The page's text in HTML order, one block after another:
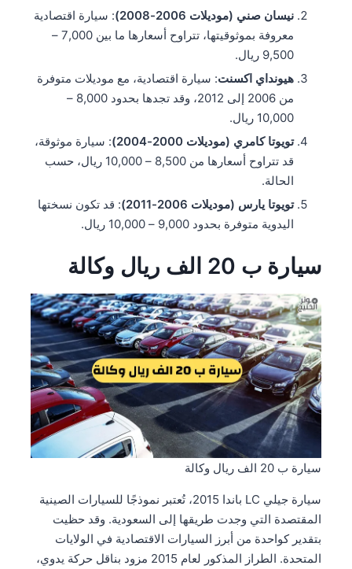
نيسان صني (موديلات 2006-2008)
: سيارة اقتصادية
معروفة بموثوقيتها، تتراوح أسعارها ما بين 7,000 –
9,500 ريال.
هيونداي اكسنت: سيارة اقتصادية، مع موديلات متوفرة
من 2006 إلى 2012، وقد تجدها بحدود 8,000 –
10,000 ريال.
تويوتا كامري (موديلات 2000-2004)
: سيارة موثوقة،
قد تتراوح أسعارها من 8,500 – 10,000 ريال، حسب
الحالة.
تويوتا يارس (موديلات 2006-2011)
: قد تكون نسختها
اليدوية متوفرة بحدود 9,000 – 10,000 ريال.
سيارة ب 20 الف ريال وكالة
سيارة ب 20 الف ريال وكالة
سيارة جيلي LC باندا 2015، تُعتبر نموذجًا للسيارات الصينية
المقتصدة التي وجدت طريقها إلى السعودية. وقد حظيت
بتقدير كواحدة من أبرز السيارات الاقتصادية في الولايات
المتحدة. الطراز المذكور لعام 2015 مزود بناقل حركة يدوي،